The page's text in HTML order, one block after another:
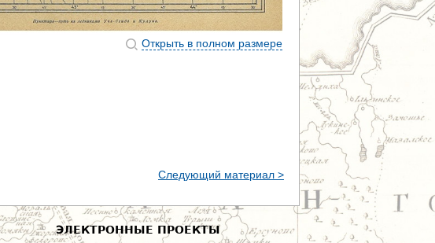
Открыть в полном размере
Следующий материал >
ЭЛЕКТРОННЫЕ ПРОЕКТЫ